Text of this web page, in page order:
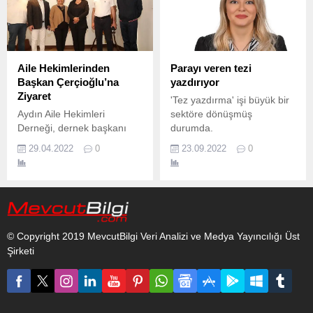
Aile Hekimlerinden
Başkan Çerçioğlu’na
Ziyaret
Aydın Aile Hekimleri
Derneği, dernek başkanı
Nebi Sökmen önderliğinde
Başkan Çerçioğlu’na
nezaket ziyaretinde
29.04.2022 0
Parayı veren tezi
yazdırıyor
'Tez yazdırma' işi büyük bir
sektöre dönüşmüş
durumda.
23.09.2022 0
© Copyright 2019 MevcutBilgi Veri Analizi ve Medya Yayıncılığı Üst
Şirketi